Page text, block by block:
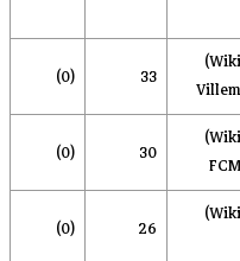
33
(0)
30
(0)
26
(0)